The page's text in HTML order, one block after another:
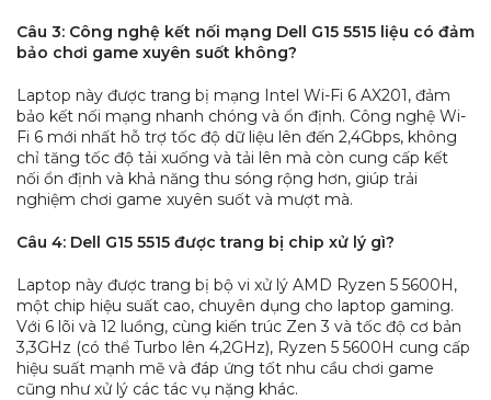
Câu 3: Công nghệ kết nối mạng Dell G15 5515 liệu có đảm
bảo chơi game xuyên suốt không?
Laptop này được trang bị mạng Intel Wi-Fi 6 AX201, đảm
bảo kết nối mạng nhanh chóng và ổn định. Công nghệ Wi-
Fi 6 mới nhất hỗ trợ tốc độ dữ liệu lên đến 2,4Gbps, không
chỉ tăng tốc độ tải xuống và tải lên mà còn cung cấp kết
nối ổn định và khả năng thu sóng rộng hơn, giúp trải
nghiệm chơi game xuyên suốt và mượt mà.
Câu 4: Dell G15 5515 được trang bị chip xử lý gì?
Laptop này được trang bị bộ vi xử lý AMD Ryzen 5 5600H,
một chip hiệu suất cao, chuyên dụng cho laptop gaming.
Với 6 lõi và 12 luồng, cùng kiến trúc Zen 3 và tốc độ cơ bản
3,3GHz (có thể Turbo lên 4,2GHz), Ryzen 5 5600H cung cấp
hiệu suất mạnh mẽ và đáp ứng tốt nhu cầu chơi game
cũng như xử lý các tác vụ nặng khác.